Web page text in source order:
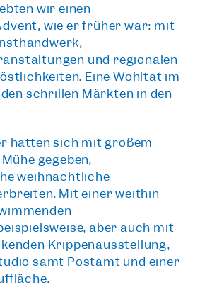
wir einen
wie er früher war: mit
und regionalen
Eine Wohltat im
schrillen Märkten in den
hatten sich mit großem
gegeben,
weihnachtliche
Mit einerweithin
aber auch mit
Krippenausstellung,
samt Postamt und einer